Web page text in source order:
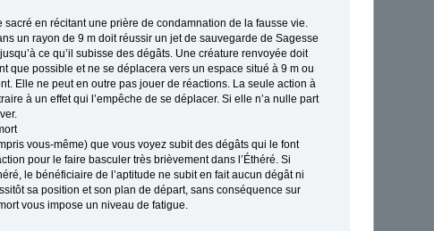
en récitant une prière de condamnation de la fausse vie.
un rayon de 9 m doit réussir un jet de sauvegarde de Sagesse
ce qu’il subisse des dégâts. Une créature renvoyée doit
que possible et ne se déplacera vers un espace situé à 9 m ou
Elle ne peut en outre pas jouer de réactions. La seule action à
à un effet qui l’empêche de se déplacer. Si elle n’a nulle part
vous-même) que vous voyez subit des dégâts qui le font
pour le faire basculer très brièvement dans l’Éthéré. Si
le bénéficiaire de l’aptitude ne subit en fait aucun dégât ni
sa position et son plan de départ, sans conséquence sur
vous impose un niveau de fatigue.